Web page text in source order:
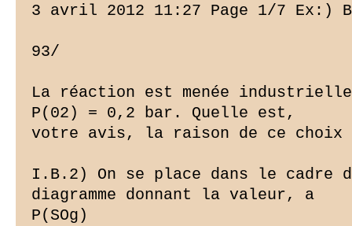
3 avril 2012 11:27 Page 1/7 Ex:)
93/
La réaction est menée
P(02) = 0,2 bar. Quelle est,
votre avis, la raison de ce choix
I.B.2) On se place dans le
diagramme donnant la valeur, a
P(SOg)